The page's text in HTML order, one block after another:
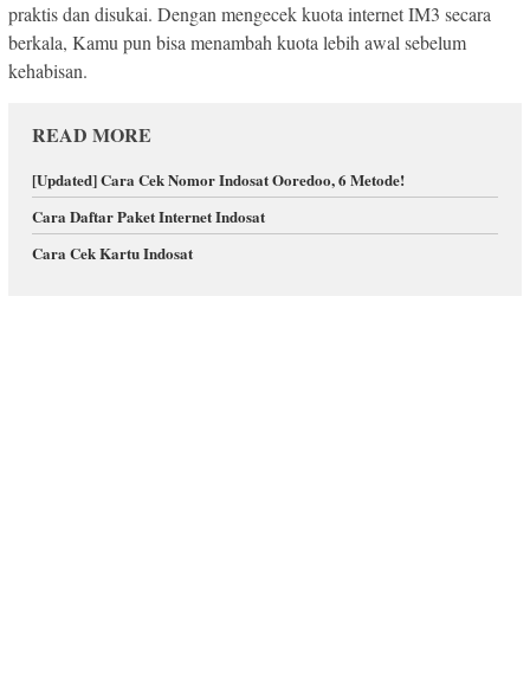
praktis dan disukai. Dengan mengecek kuota internet IM3 secara
berkala, Kamu pun bisa menambah kuota lebih awal sebelum
kehabisan.
READ MORE
[Updated] Cara Cek Nomor Indosat Ooredoo, 6 Metode!
Cara Daftar Paket Internet Indosat
Cara Cek Kartu Indosat